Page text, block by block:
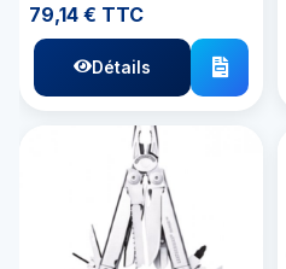
79,14 € TTC
Détails